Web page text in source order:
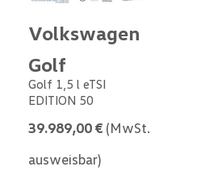
Volkswagen
Golf
Golf 1,5 l eTSI
EDITION 50
39.989,00 € (MwSt.
ausweisbar)